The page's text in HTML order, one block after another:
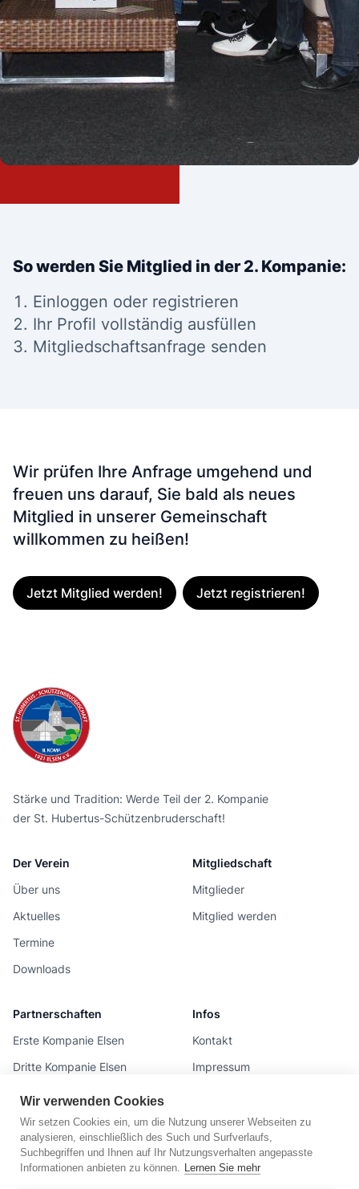
So werden Sie Mitglied in der 2. Kompanie:
Einloggen oder registrieren
Ihr Profil vollständig ausfüllen
Mitgliedschaftsanfrage senden
Wir prüfen Ihre Anfrage umgehend und
freuen uns darauf, Sie bald als neues
Mitglied in unserer Gemeinschaft
willkommen zu heißen!
Jetzt Mitglied werden!
Jetzt registrieren!
Stärke und Tradition: Werde Teil der 2. Kompanie
der St. Hubertus-Schützenbruderschaft!
Der Verein
Über uns
Aktuelles
Termine
Downloads
Mitgliedschaft
Mitglieder
Mitglied werden
Partnerschaften
Erste Kompanie Elsen
Dritte Kompanie Elsen
Jungschützen Elsen
SSV Elsen
Infos
Kontakt
Impressum
Vertrag widerrufen
Kontakt
Wir verwenden Cookies
Wir setzen Cookies ein, um die Nutzung unserer Webseiten zu
analysieren, einschließlich des Such und Surfverlaufs,
Suchbegriffen und Ihnen auf Ihr Nutzungsverhalten angepasste
Informationen anbieten zu können. Lernen Sie mehr